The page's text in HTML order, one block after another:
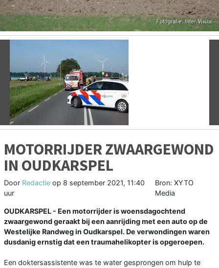
Vorige
MOTORRIJDER ZWAARGEWOND
IN OUDKARSPEL
Door Redactie op 8 september 2021, 11:40
uur
Bron: XYTO
Media
OUDKARSPEL - Een motorrijder is woensdagochtend
zwaargewond geraakt bij een aanrijding met een auto op de
Westelijke Randweg in Oudkarspel. De verwondingen waren
dusdanig ernstig dat een traumahelikopter is opgeroepen.
Een doktersassistente was te water gesprongen om hulp te